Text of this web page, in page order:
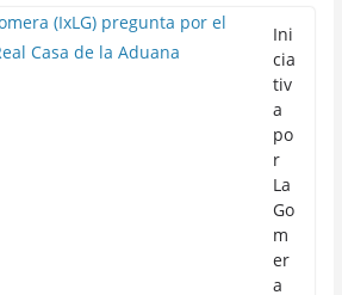
Ini
cia
tiv
a
po
r
La
Go
m
er
a